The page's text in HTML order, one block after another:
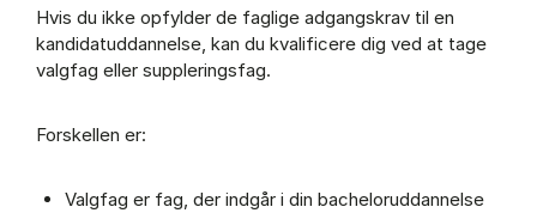
Hvis du ikke opfylder de faglige adgangskrav til en
kandidatuddannelse, kan du kvalificere dig ved at tage
valgfag eller suppleringsfag.
Forskellen er:
Valgfag er fag, der indgår i din bacheloruddannelse